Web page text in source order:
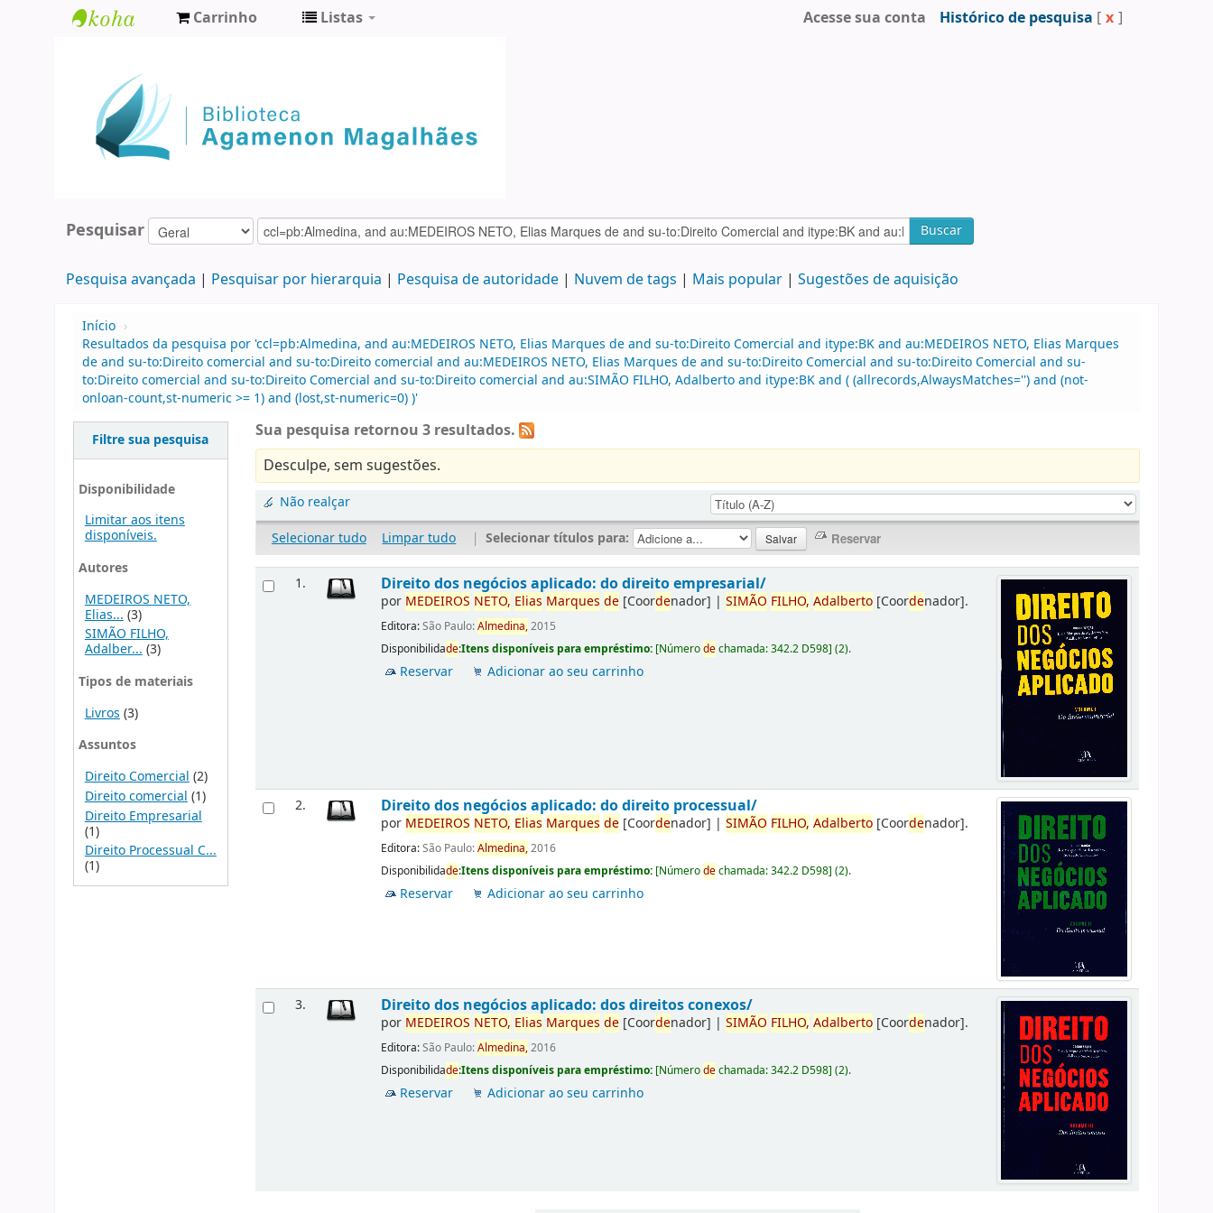
Agamenon
Magalhães
Carrinho Listas Acesse sua conta Histórico de pesquisa [ x ]
Pesquisar Buscar
Pesquisa avançada Pesquisar por hierarquia Pesquisa de autoridade Nuvem de tags Mais popular Sugestões de aquisição
Início ›
Resultados da pesquisa por 'ccl=pb:Almedina, and au:MEDEIROS NETO, Elias Marques de and su-to:Direito Comercial and itype:BK and au:MEDEIROS NETO, Elias Marques
de and su-to:Direito comercial and su-to:Direito comercial and au:MEDEIROS NETO, Elias Marques de and su-to:Direito Comercial and su-to:Direito Comercial and su-
to:Direito comercial and su-to:Direito Comercial and su-to:Direito comercial and au:SIMÃO FILHO, Adalberto and itype:BK and ( (allrecords,AlwaysMatches='') and (not-
onloan-count,st-numeric >= 1) and (lost,st-numeric=0) )'
Filtre sua pesquisa
Disponibilidade
Limitar aos itens
disponíveis.
Autores
MEDEIROS NETO,
Elias... (3)
SIMÃO FILHO,
Adalber...(3)
Tipos de materiais
Livros (3)
Assuntos
Direito Comercial (2)
Direito comercial (1)
Direito Empresarial
(1)
Direito Processual C...
(1)
Sua pesquisa retornou 3 resultados.
Desculpe, sem sugestões.
Não realçar
Selecionar tudo
Limpar tudo | Selecionar títulos para:
1. Direito dos negócios aplicado: do direito empresarial/
por MEDEIROS NETO, Elias Marques de [Coordenador] |SIMÃO FILHO, Adalberto [Coordenador].
Editora:São Paulo:Almedina,2015
Disponibilidade:Itens disponíveis para empréstimo: [Númerodechamada:342.2 D598](2).
Reservar Adicionar ao seu carrinho
2. Direito dos negócios aplicado: do direito processual/
por MEDEIROS NETO, Elias Marques de [Coordenador] |SIMÃO FILHO, Adalberto [Coordenador].
Editora:São Paulo:Almedina,2016
Disponibilidade:Itens disponíveis para empréstimo: [Númerodechamada:342.2 D598](2).
Reservar Adicionar ao seu carrinho
3. Direito dos negócios aplicado: dos direitos conexos/
por MEDEIROS NETO, Elias Marques de [Coordenador] |SIMÃO FILHO, Adalberto [Coordenador].
Editora:São Paulo:Almedina,2016
Disponibilidade:Itens disponíveis para empréstimo: [Númerodechamada:342.2 D598](2).
Reservar Adicionar ao seu carrinho